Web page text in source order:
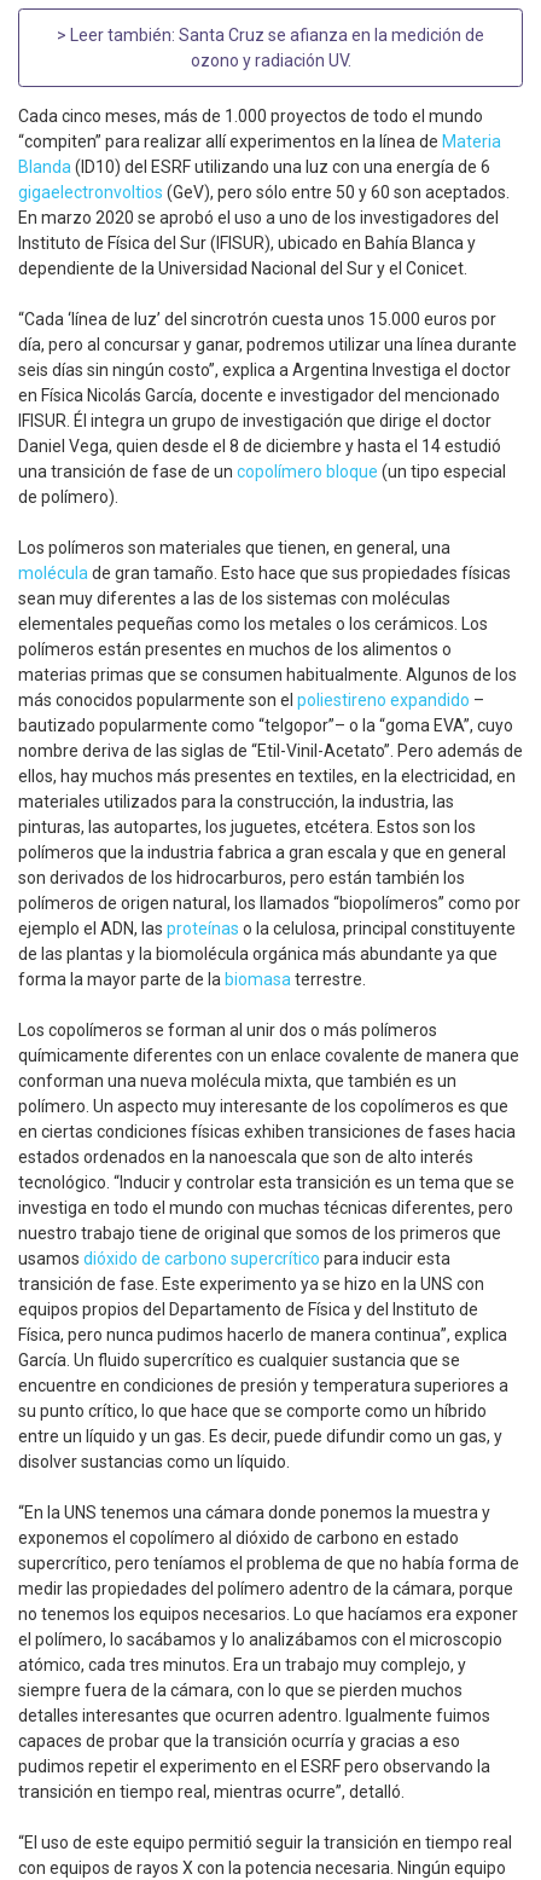
> Leer también: Santa Cruz se afianza en la medición de
ozono y radiación UV.
Cada cinco meses, más de 1.000 proyectos de todo el mundo
“compiten” para realizar allí experimentos en la línea de Materia
Blanda (ID10) del ESRF utilizando una luz con una energía de 6
gigaelectronvoltios (GeV), pero sólo entre 50 y 60 son aceptados.
En marzo 2020 se aprobó el uso a uno de los investigadores del
Instituto de Física del Sur (IFISUR), ubicado en Bahía Blanca y
dependiente de la Universidad Nacional del Sur y el Conicet.
“Cada ‘línea de luz’ del sincrotrón cuesta unos 15.000 euros por
día, pero al concursar y ganar, podremos utilizar una línea durante
seis días sin ningún costo”, explica a Argentina Investiga el doctor
en Física Nicolás García, docente e investigador del mencionado
IFISUR. Él integra un grupo de investigación que dirige el doctor
Daniel Vega, quien desde el 8 de diciembre y hasta el 14 estudió
una transición de fase de un copolímero bloque (un tipo especial
de polímero).
Los polímeros son materiales que tienen, en general, una
molécula de gran tamaño. Esto hace que sus propiedades físicas
sean muy diferentes a las de los sistemas con moléculas
elementales pequeñas como los metales o los cerámicos. Los
polímeros están presentes en muchos de los alimentos o
materias primas que se consumen habitualmente. Algunos de los
más conocidos popularmente son el poliestireno expandido –
bautizado popularmente como “telgopor”– o la “goma EVA”, cuyo
nombre deriva de las siglas de “Etil-Vinil-Acetato”. Pero además de
ellos, hay muchos más presentes en textiles, en la electricidad, en
materiales utilizados para la construcción, la industria, las
pinturas, las autopartes, los juguetes, etcétera. Estos son los
polímeros que la industria fabrica a gran escala y que en general
son derivados de los hidrocarburos, pero están también los
polímeros de origen natural, los llamados “biopolímeros” como por
ejemplo el ADN, las proteínas o la celulosa, principal constituyente
de las plantas y la biomolécula orgánica más abundante ya que
forma la mayor parte de la biomasa terrestre.
Los copolímeros se forman al unir dos o más polímeros
químicamente diferentes con un enlace covalente de manera que
conforman una nueva molécula mixta, que también es un
polímero. Un aspecto muy interesante de los copolímeros es que
en ciertas condiciones físicas exhiben transiciones de fases hacia
estados ordenados en la nanoescala que son de alto interés
tecnológico. “Inducir y controlar esta transición es un tema que se
investiga en todo el mundo con muchas técnicas diferentes, pero
nuestro trabajo tiene de original que somos de los primeros que
usamos dióxido de carbono supercrítico para inducir esta
transición de fase. Este experimento ya se hizo en la UNS con
equipos propios del Departamento de Física y del Instituto de
Física, pero nunca pudimos hacerlo de manera continua”, explica
García. Un fluido supercrítico es cualquier sustancia que se
encuentre en condiciones de presión y temperatura superiores a
su punto crítico, lo que hace que se comporte como un híbrido
entre un líquido y un gas. Es decir, puede difundir como un gas, y
disolver sustancias como un líquido.
“En la UNS tenemos una cámara donde ponemos la muestra y
exponemos el copolímero al dióxido de carbono en estado
supercrítico, pero teníamos el problema de que no había forma de
medir las propiedades del polímero adentro de la cámara, porque
no tenemos los equipos necesarios. Lo que hacíamos era exponer
el polímero, lo sacábamos y lo analizábamos con el microscopio
atómico, cada tres minutos. Era un trabajo muy complejo, y
siempre fuera de la cámara, con lo que se pierden muchos
detalles interesantes que ocurren adentro. Igualmente fuimos
capaces de probar que la transición ocurría y gracias a eso
pudimos repetir el experimento en el ESRF pero observando la
transición en tiempo real, mientras ocurre”, detalló.
“El uso de este equipo permitió seguir la transición en tiempo real
con equipos de rayos X con la potencia necesaria. Ningún equipo